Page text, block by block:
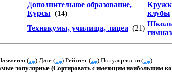
Дополнительное образование,
Курсы (14)
клубы
Техникумы, училища, лицеи(21)
( ) Дате ( ) Рейтинг ( ) Популярности (
)
популярные (Сортировать с имеющим наибольшим